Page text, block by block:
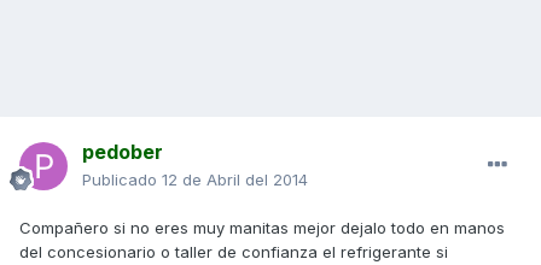
pedober
Publicado 12 de Abril del 2014
Compañero si no eres muy manitas mejor dejalo todo en manos
del concesionario o taller de confianza el refrigerante si